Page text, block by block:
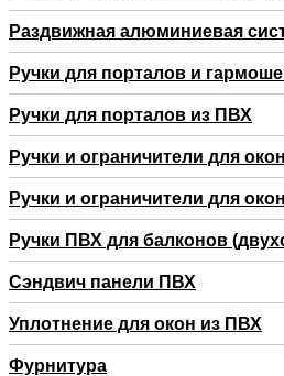
Раздвижная алюминиевая
Ручки для порталов и
Ручки для порталов из ПВХ
Ручки и ограничители для
Ручки и ограничители для
Ручки ПВХ для балконов
Сэндвич панели ПВХ
Уплотнение для окон из ПВХ
Фурнитура